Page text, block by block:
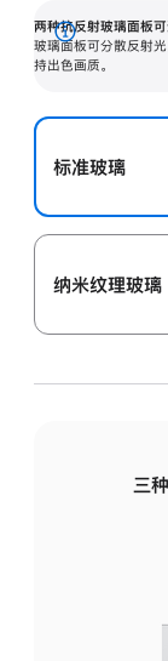
两种抗反射玻璃面板可
玻璃面板可分散反射
持出色画质。
展
开
标准玻璃
纳米纹理玻璃
三